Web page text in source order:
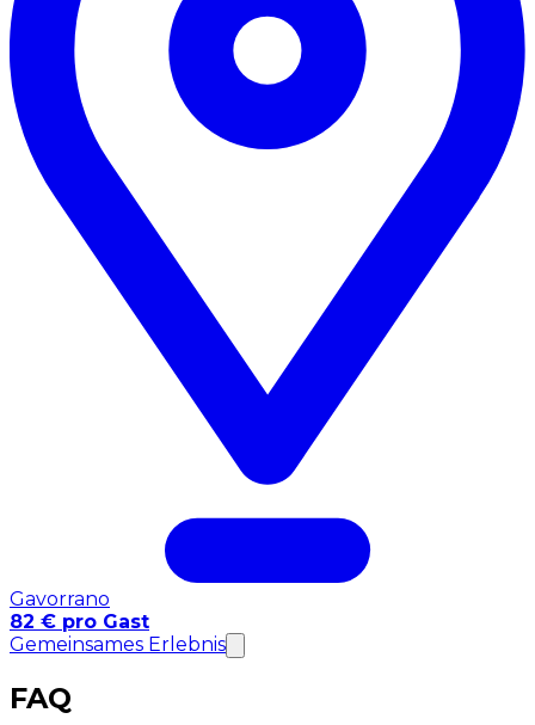
Gavorrano
82 € pro Gast
Gemeinsames Erlebnis
FAQ